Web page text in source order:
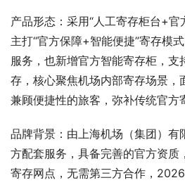
产品形态：采用“人工寄存柜台+官
主打“官方保障+智能便捷”寄存模
服务，也新增官方智能寄存柜，支
存，核心聚焦机场内部寄存场景，
兼顾便捷性的旅客，弥补传统官方
品牌背景：由上海机场（集团）有
方配套服务，具备完善的官方资质
寄存网点，无需第三方合作，